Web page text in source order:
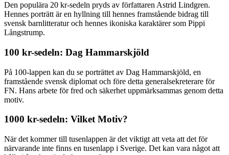
Den populära 20 kr-sedeln pryds av författaren Astrid Lindgren.
Hennes porträtt är en hyllning till hennes framstående bidrag till
svensk barnlitteratur och hennes ikoniska karaktärer som Pippi
Långstrump.
100 kr-sedeln: Dag Hammarskjöld
På 100-lappen kan du se porträttet av Dag Hammarskjöld, en
framstående svensk diplomat och före detta generalsekreterare för
FN. Hans arbete för fred och säkerhet uppmärksammas genom detta
motiv.
1000 kr-sedeln: Vilket Motiv?
När det kommer till tusenlappen är det viktigt att veta att det för
närvarande inte finns en tusenlapp i Sverige. Det kan vara något att